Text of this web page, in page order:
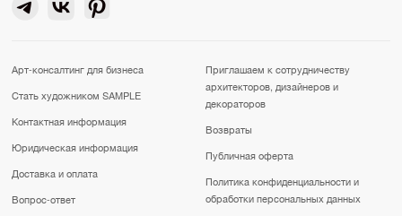
Арт-консалтинг для бизнеса
Стать художником SAMPLE
Контактная информация
Юридическая информация
Доставка и оплата
Вопрос-ответ
Приглашаем к сотрудничеству
архитекторов, дизайнеров и
декораторов
Возвраты
Публичная оферта
Политика конфиденциальности и
обработки персональных данных